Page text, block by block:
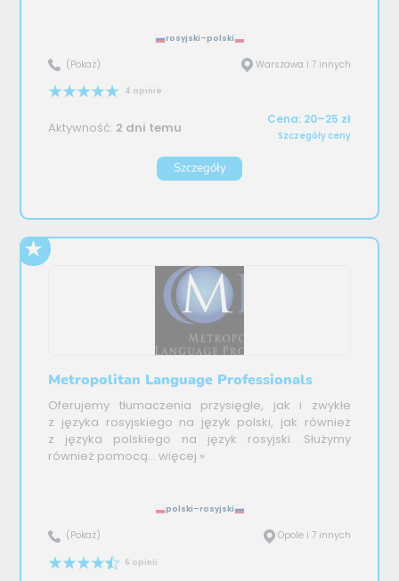
rosyjski–polski
(Pokaż) Warszawa i 7 innych
4 opinie
Aktywność: 2 dni temu Cena: 20–25 zł
Szczegóły ceny
Szczegóły
Metropolitan Language Professionals
Oferujemy tłumaczenia przysięgłe, jak i zwykłe
z języka rosyjskiego na język polski, jak również
z języka polskiego na język rosyjski. Służymy
również pomocą... więcej »
polski–rosyjski
(Pokaż) Opole i 7 innych
6 opinii